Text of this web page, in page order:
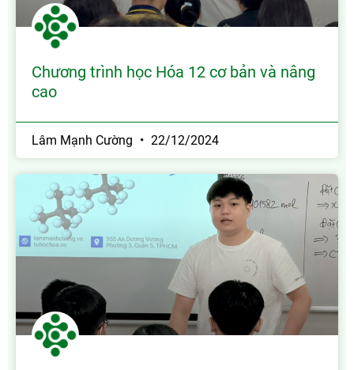
Chương trình học Hóa 12 cơ bản và nâng
cao
Lâm Mạnh Cường 22/12/2024